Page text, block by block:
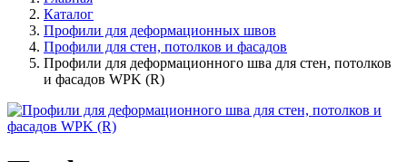
Каталог
Профили для деформационных швов
Профили для стен, потолков и фасадов
Профили для деформационного шва для стен, потолков
и фасадов WPK (R)